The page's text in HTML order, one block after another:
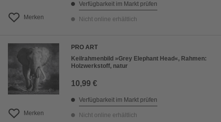
Merken
Verfügbarkeit im Markt prüfen
Nicht online erhältlich
Merken
PRO ART
Keilrahmenbild »Grey Elephant Head«, Rahmen:
Holzwerkstoff, natur
10,99 €
Verfügbarkeit im Markt prüfen
Nicht online erhältlich